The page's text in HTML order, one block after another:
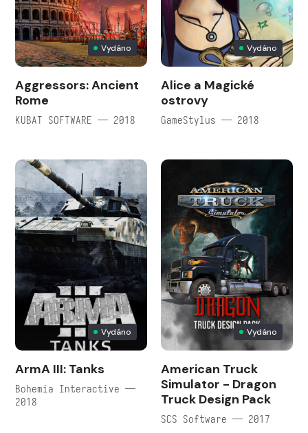
Vydáno
Aggressors: Ancient
Rome
KUBAT SOFTWARE — 2018
Vydáno
Alice a Magické
ostrovy
GameStylus — 2018
Vydáno
ArmA III: Tanks
Bohemia Interactive —
2018
Vydáno
American Truck
Simulator - Dragon
Truck Design Pack
SCS Software — 2017